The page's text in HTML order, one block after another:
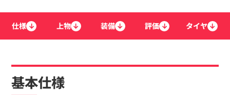
仕様 ↓ 上物 ↓ 装備 ↓ 評価 ↓ タイヤ ↓
基本仕様